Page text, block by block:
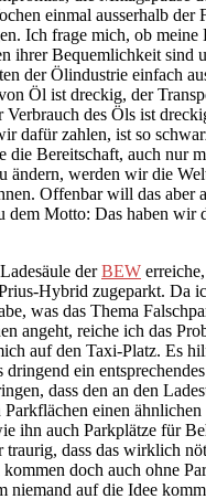
einmal ausserhalb der
Ich frage mich, ob meine
ihrer Bequemlichkeit sind
der Ölindustrie einfach
Öl ist dreckig, der
Verbrauch des Öls ist
dafür zahlen, ist so
die Bereitschaft, auch nur
ändern, werden wir die
Offenbar will das aber
dem Motto: Das haben wir
derBEW
Hybrid zugeparkt. Da
was das Thema
angeht, reiche ich das
auf den Taxi-Platz. Es
dringend ein
dass den an den
Parkflächen einen ähnlichen
ihn auch Parkplätze für
traurig, dass das wirklich
doch auch ohne
niemand auf die Idee